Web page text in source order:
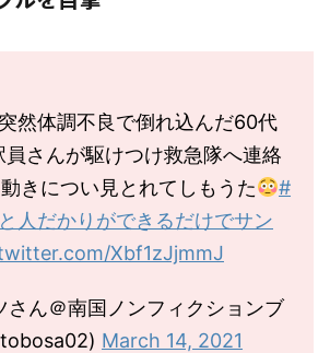
然体調不良で倒れ込んだ60代
員さんが駆けつけ救急隊へ連絡
きについ見とれてしもうた
#
人だかりができるだけでサン
Xbf1zJjmmJ
ん＠南国ノンフィクションブ
March 14, 2021